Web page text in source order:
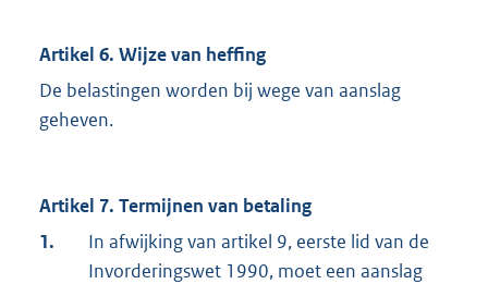
Artikel 6. Wijze van heffing
De belastingen worden bij wege van aanslag
geheven.
Artikel 7. Termijnen van betaling
1.
In afwijking van artikel 9, eerste lid van de
Invorderingswet 1990, moet een aanslag